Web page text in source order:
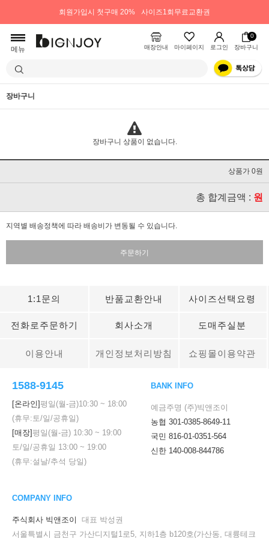
회원가입시 첫구매 20% 사이즈1회무료교환권
메뉴 매장안내 마이페이지 로그인
0
장바구니
장바구니
장바구니 상품이 없습니다.
상품가 0원
총 합계금액 : 원
지역별 배송정책에 따라 배송비가 변동될 수 있습니다.
주문하기
1:1문의 반품교환안내 사이즈선택요령
전화로주문하기 회사소개 도매주실분
이용안내 개인정보처리방침 쇼핑몰이용약관
1588-9145
[온라인] 평일(월-금)10:30 ~ 18:00
(휴무:토/일/공휴일)
[매장] 평일(월-금) 10:30 ~ 19:00
토/일/공휴일 13:00 ~ 19:00
(휴무:설날/추석 당일)
BANK INFO
예금주명 (주)빅앤조이
농협 301-0385-8649-11
국민 816-01-0351-564
신한 140-008-844786
COMPANY INFO
주식회사 빅앤조이
대표 박성권
서울특별시 금천구 가산디지털1로5, 지하1층 b120호(가산동, 대륭테크